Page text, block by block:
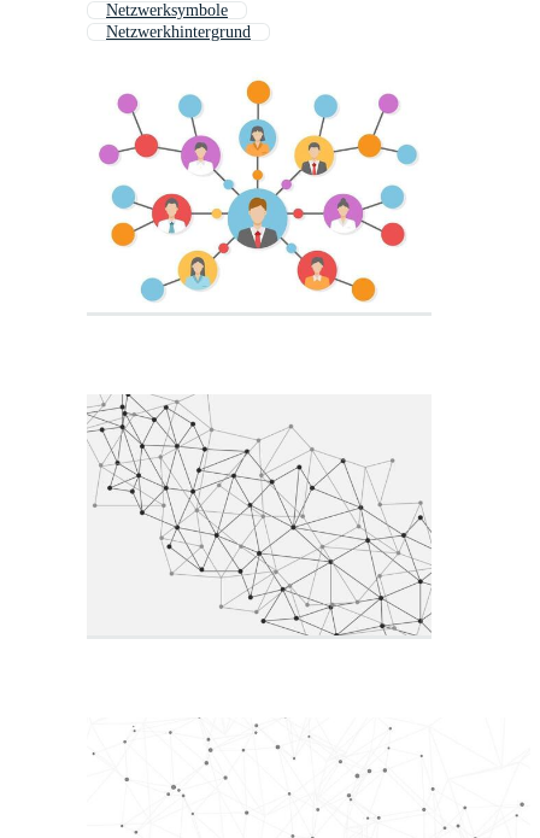
Netzwerksymbole
Netzwerkhintergrund